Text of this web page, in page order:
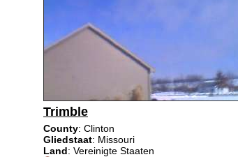
Trimble
County: Clinton
Gliedstaat: Missouri
Land: Vereinigte Staaten